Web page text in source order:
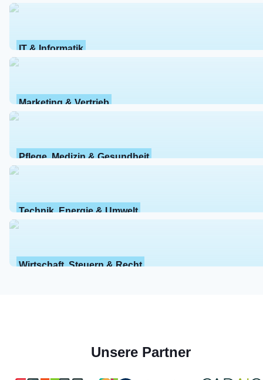
IT & Informatik
Marketing & Vertrieb
Pflege, Medizin & Gesundheit
Technik, Energie & Umwelt
Wirtschaft, Steuern & Recht
Unsere Partner